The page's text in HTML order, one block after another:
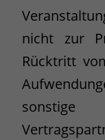
nicht zur
Rücktritt
sonstige